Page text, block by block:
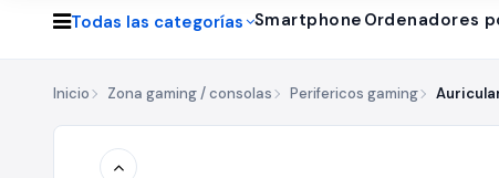
Todas las categorías Smartphone Ordenadores
Inicio Zona gaming / consolas Perifericos gaming